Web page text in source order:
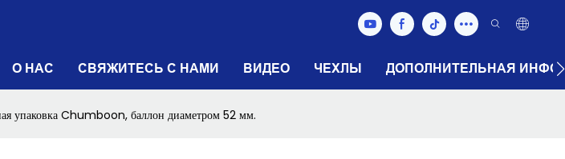
О НАС СВЯЖИТЕСЬ С НАМИ ВИДЕО ЧЕХЛЫ ДОПОЛНИТЕЛЬНАЯ
упаковка Chumboon, баллон диаметром 52 мм.